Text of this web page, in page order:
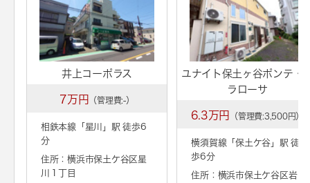
井上コーポラス
7万円 （管理費:-）
相鉄本線「 星川
」駅 徒歩6
分
住所：横浜市保土ケ谷区星
川１丁目
ユナイト保土ヶ谷ポンテ・
ラローサ
6.3万円 （管理費:3,500円）
横須賀線「保土ケ谷 」駅 徒
歩6分
住所：横浜市保土ケ谷区岩